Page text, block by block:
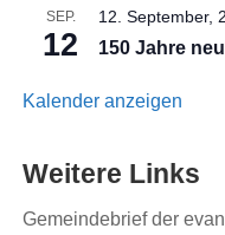
SEP.
12
12. September,
150 Jahre
Kalender anzeigen
Weitere Links
Gemeindebrief der